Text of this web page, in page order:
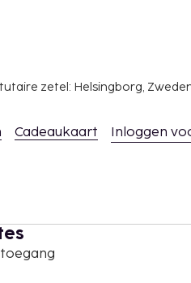
zetel: Helsingborg,
Cadeaukaart Inloggen